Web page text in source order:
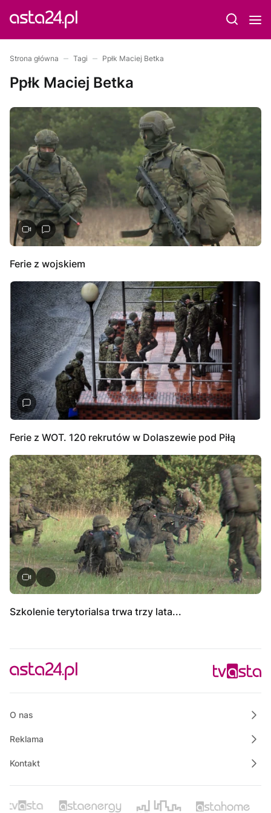
Strona główna Tagi Ppłk Maciej Betka
Ppłk Maciej Betka
Ferie z wojskiem
Ferie z WOT. 120 rekrutów w Dolaszewie pod Piłą
Szkolenie terytorialsa trwa trzy lata...
O nas
Reklama
Kontakt